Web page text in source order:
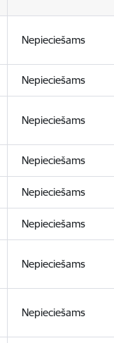
Nepieciešams
Nepieciešams
Nepieciešams
Nepieciešams
Nepieciešams
Nepieciešams
Nepieciešams
Nepieciešams